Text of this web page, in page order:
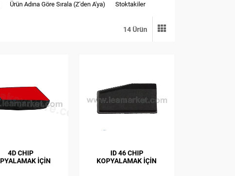
Ürün Adına Göre Sırala (Z'den A'ya) Stoktakiler
14 Ürün
4D CHIP
İÇİN
ID 46 CHIP
KOPYALAMAK İÇİN